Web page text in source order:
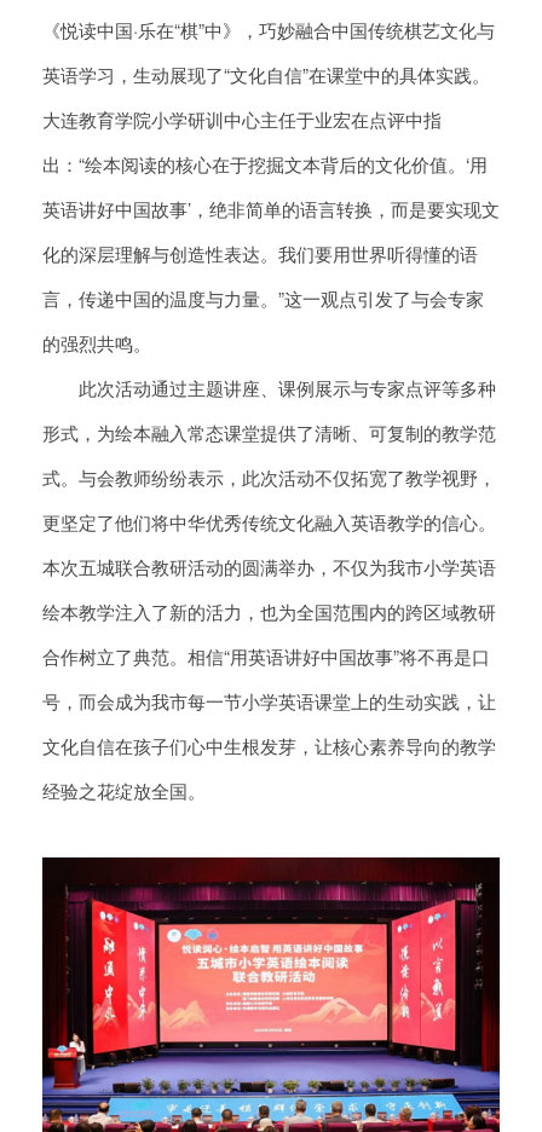
《悦读中国·乐在“棋”中》，巧妙融合中国传统棋艺文化与
英语学习，生动展现了“文化自信”在课堂中的具体实践。
大连教育学院小学研训中心主任于业宏在点评中指
出：“绘本阅读的核心在于挖掘文本背后的文化价值。‘用
英语讲好中国故事’，绝非简单的语言转换，而是要实现文
化的深层理解与创造性表达。我们要用世界听得懂的语
言，传递中国的温度与力量。”这一观点引发了与会专家
的强烈共鸣。
此次活动通过主题讲座、课例展示与专家点评等多种
形式，为绘本融入常态课堂提供了清晰、可复制的教学范
式。与会教师纷纷表示，此次活动不仅拓宽了教学视野，
更坚定了他们将中华优秀传统文化融入英语教学的信心。
本次五城联合教研活动的圆满举办，不仅为我市小学英语
绘本教学注入了新的活力，也为全国范围内的跨区域教研
合作树立了典范。相信“用英语讲好中国故事”将不再是口
号，而会成为我市每一节小学英语课堂上的生动实践，让
文化自信在孩子们心中生根发芽，让核心素养导向的教学
经验之花绽放全国。